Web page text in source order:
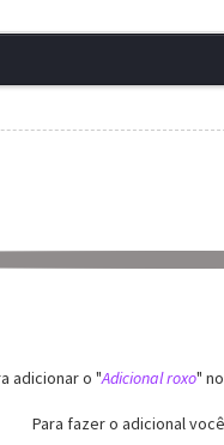
adicionar o "Adicional roxo"
Para fazer o adicional